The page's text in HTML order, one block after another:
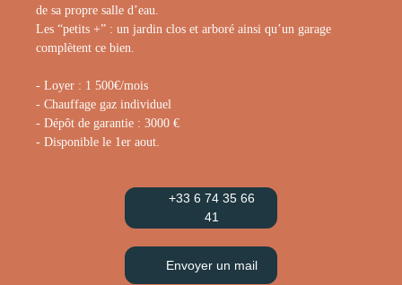
de sa propre salle d’eau.
Les “petits +” : un jardin clos et arboré ainsi qu’un garage
complètent ce bien.
- Loyer : 1 500€/mois
- Chauffage gaz individuel
- Dépôt de garantie : 3000 €
- Disponible le 1er aout.
+33 6 74 35 66
41
Envoyer un mail